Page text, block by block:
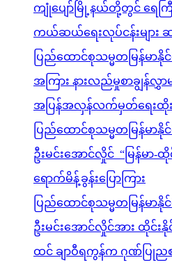
ကျုံပျော်မြို့နယ်တို့တွင် ရေကြီ
ကယ်ဆယ်ရေးလုပ်ငန်းမျာ
ပြည်ထောင်စုသမ္မတမြန်မာ
အကြား နားလည်မှုစာချွန်လွှာ
အပြန်အလှန်လက်မှတ်ရေး
ပြည်ထောင်စုသမ္မတမြန်မာ
ဦးမင်းအောင်လှိုင် “မြန်မာ-
ရောက်မိန့်ခွန်းပြောကြား
ပြည်ထောင်စုသမ္မတမြန်မာ
ဦးမင်းအောင်လှိုင်အား ထိုင်းနို
ထင် ချာဝီရကွန်က ဂုဏ်ပြုညစ